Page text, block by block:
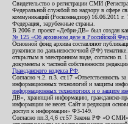
Свидетельство о регистрации СМИ
Федеральной службой по надзору в сфере
коммуникаций (Роскомнадзор) 16.06.2011 г.
Федерация, зарубежные страны.
В 2006 г. проект «Дебри-ДВ» был создан
№ 125 «Об архивном деле в Российской
Основной фонд архива составляют
рукописи по дальневосточной (РФ)
открытым в электронном виде, согласно п.
документы к частной собственности
Гражданского кодекса РФ
Согласно ч.2. п.3. ст.17 «Ответственность
информационных технологий и защиты
информационных технологиях и о защите
ДВ», хранящий информацию, гражданско-
информации не несет. Сайт и редакция
доступ к информации» ФЗ-149.
Согласно пп.3,4,6 ст.57 Закона РФ «О